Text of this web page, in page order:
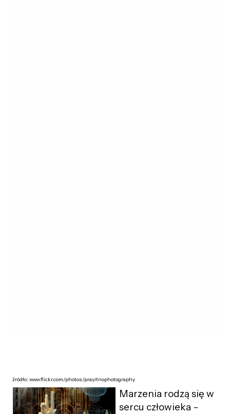
źródło: www.flickr.com/photos/prayitnophotography
Marzenia rodzą się w
sercu człowieka -